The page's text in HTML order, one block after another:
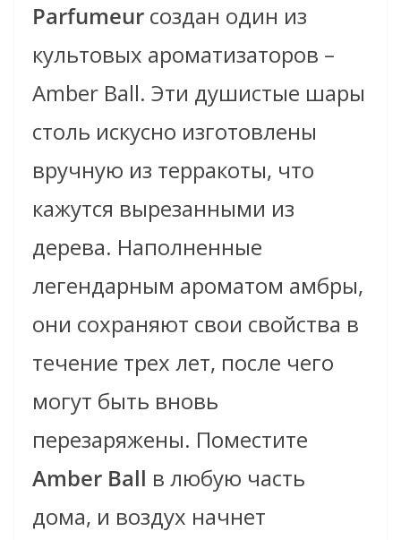
Parfumeur создан один из
культовых ароматизаторов –
Amber Ball. Эти душистые шары
столь искусно изготовлены
вручную из терракоты, что
кажутся вырезанными из
дерева. Наполненные
легендарным ароматом амбры,
они сохраняют свои свойства в
течение трех лет, после чего
могут быть вновь
перезаряжены. Поместите
Amber Ball в любую часть
дома, и воздух начнет